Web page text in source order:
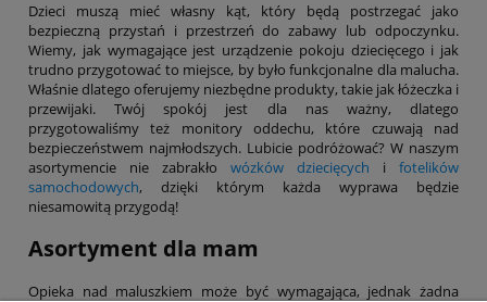
Dzieci muszą mieć własny kąt, który będą postrzegać jako
bezpieczną przystań i przestrzeń do zabawy lub odpoczynku.
Wiemy, jak wymagające jest urządzenie pokoju dziecięcego i jak
trudno przygotować to miejsce, by było funkcjonalne dla malucha.
Właśnie dlatego oferujemy niezbędne produkty, takie jak łóżeczka i
przewijaki. Twój spokój jest dla nas ważny, dlatego
przygotowaliśmy też monitory oddechu, które czuwają nad
bezpieczeństwem najmłodszych. Lubicie podróżować? W naszym
asortymencie nie zabrakło wózków dziecięcych i fotelików
samochodowych, dzięki którym każda wyprawa będzie
niesamowitą przygodą!
Asortyment dla mam
Opieka nad maluszkiem może być wymagająca, jednak żadna